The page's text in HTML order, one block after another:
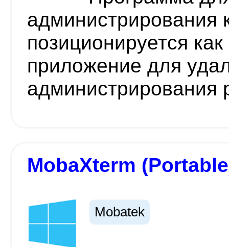
администрирования
позиционируется
приложение для
администрирования
MobaXterm
Mobatek